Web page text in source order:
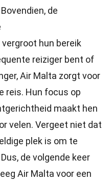
de
hun bereik
reiziger bent of
Air Malta zorgt voor
reis. Hun focus op
maakt hen
velen. Vergeet niet dat
plek is om te
de volgende keer
Air Malta voor een